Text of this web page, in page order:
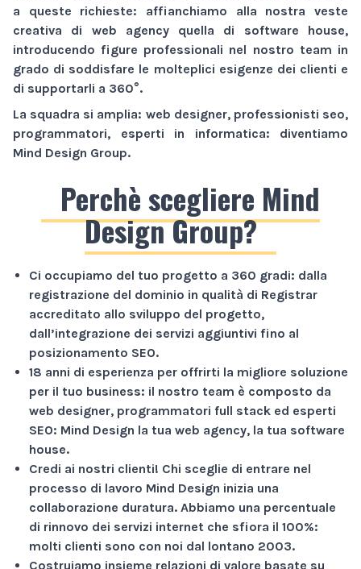
a queste richieste: affianchiamo alla nostra veste
creativa di web agencyquella di software house,
introducendo figure professionali nel nostro team in
grado di soddisfare le molteplici esigenze dei clienti e
di supportarli a 360°.
La squadra si amplia: web designer, professionisti seo,
programmatori, esperti in informatica: diventiamo
Mind Design Group.
Perchè scegliere Mind
Design Group?
Ci occupiamo del tuo progetto a 360 gradi: dalla
registrazione del dominio in qualità di Registrar
accreditato allo sviluppo del progetto,
dall’integrazione dei servizi aggiuntivi fino al
posizionamento SEO.
18 anni di esperienza per offrirti la migliore soluzione
per il tuo business: il nostro team è composto da
web designer, programmatori full stack ed esperti
SEO: Mind Design la tua web agency, la tua software
house.
Credi ai nostri clienti! Chi sceglie di entrare nel
processo di lavoro Mind Design inizia una
collaborazione duratura. Abbiamo una percentuale
di rinnovo dei servizi internet che sfiora il 100%:
molti clienti sono con noi dal lontano 2003.
Costruiamo insieme relazioni di valore basate su